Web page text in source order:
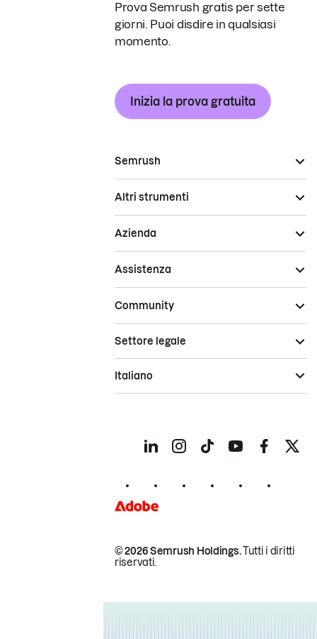
Prova Semrush gratis per sette
giorni. Puoi disdire in qualsiasi
momento.
Inizia la prova gratuita
Semrush
Altri strumenti
Azienda
Assistenza
Community
© 2026 Semrush Holdings.Tutti i diritti
riservati.
Settore legale
Italiano